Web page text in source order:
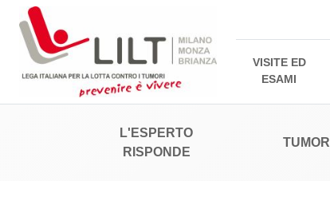
VISITE ED
ESAMI
L'ESPERTO
RISPONDE
TUMORI